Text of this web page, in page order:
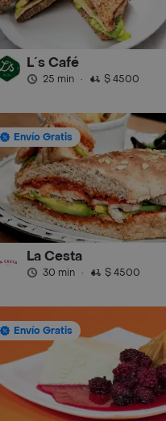
L´s Café
25 min · $ 4500
Envío Gratis
La Cesta
30 min · $ 4500
Envío Gratis